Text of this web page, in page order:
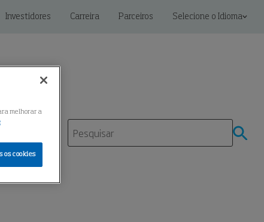
Investidores Carreira Parceiros Selecione o Idioma
melhorar a
os cookies